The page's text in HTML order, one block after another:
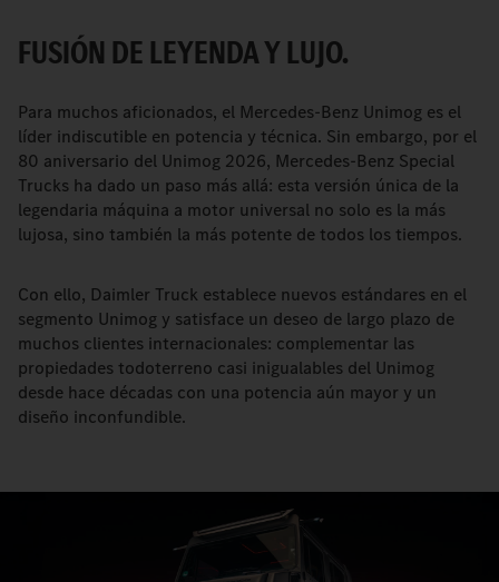
FUSIÓN DE LEYENDA Y LUJO.
Para muchos aficionados, el Mercedes-Benz Unimog es el
líder indiscutible en potencia y técnica. Sin embargo, por el
80 aniversario del Unimog 2026, Mercedes-Benz Special
Trucks ha dado un paso más allá: esta versión única de la
legendaria máquina a motor universal no solo es la más
lujosa, sino también la más potente de todos los tiempos.
Con ello, Daimler Truck establece nuevos estándares en el
segmento Unimog y satisface un deseo de largo plazo de
muchos clientes internacionales: complementar las
propiedades todoterreno casi inigualables del Unimog
desde hace décadas con una potencia aún mayor y un
diseño inconfundible.